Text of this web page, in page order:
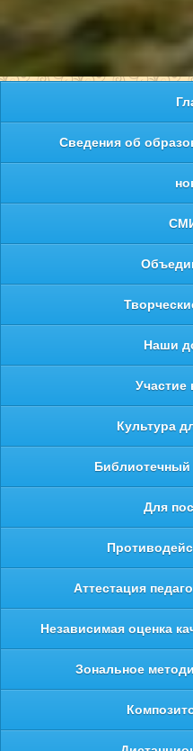
Сведения об
Наши
Участие
Культура
Для
Аттестация
Независимая оценка
Зональное